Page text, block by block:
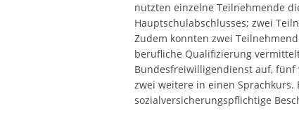
nutzten einzelne Teilnehmende
Hauptschulabschlusses; zwei
Zudem konnten zwei
berufliche Qualifizierung
Bundesfreiwilligendienst auf,
zwei weitere in einen Sprachkurs.
sozialversicherungspflichtige